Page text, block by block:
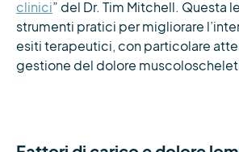
clinici” del Dr. Tim Mitchell. Questa
strumenti pratici per migliorare
esiti terapeutici, con particolare
gestione del dolore